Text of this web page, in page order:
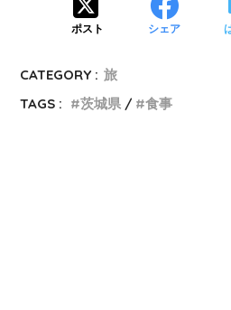
ポスト シェア
CATEGORY : 旅
TAGS :
茨城県 食事